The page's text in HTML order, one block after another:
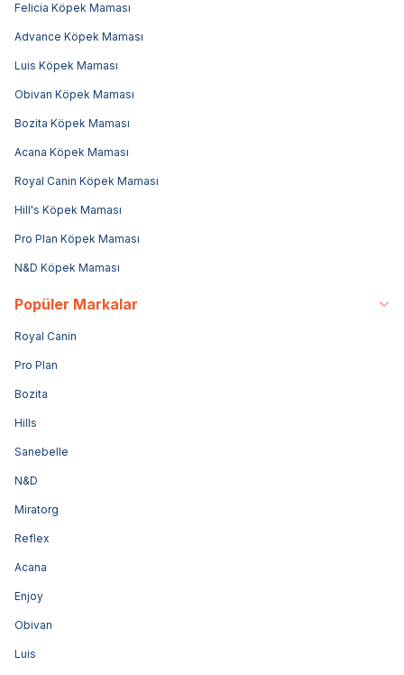
Felicia Köpek Maması
Advance Köpek Maması
Luis Köpek Maması
Obivan Köpek Maması
Bozita Köpek Maması
Acana Köpek Maması
Royal Canin Köpek Maması
Hill's Köpek Maması
Pro Plan Köpek Maması
N&D Köpek Maması
Popüler Markalar
Royal Canin
Pro Plan
Bozita
Hills
Sanebelle
N&D
Miratorg
Reflex
Acana
Enjoy
Obivan
Luis